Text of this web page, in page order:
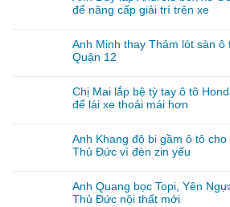
để nâng cấp giải trí trên xe
Anh Minh thay Thảm lót sàn ô
Quận 12
Chị Mai lắp bệ tỳ tay ô tô
để lái xe thoải mái hơn
Anh Khang độ bi gầm ô tô
Thủ Đức vì đèn zin yếu
Anh Quang bọc Topi, Yên
Thủ Đức nội thất mới